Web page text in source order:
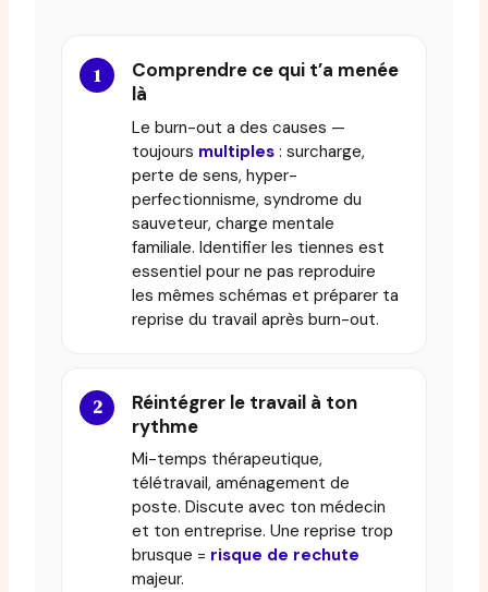
Comprendre ce qui t’a menée
là
Le burn-out a des causes —
toujours multiples : surcharge,
perte de sens, hyper-
perfectionnisme, syndrome du
sauveteur, charge mentale
familiale. Identifier les tiennes est
essentiel pour ne pas reproduire
les mêmes schémas et préparer ta
reprise du travail après burn-out.
Réintégrer le travail à ton
rythme
Mi-temps thérapeutique,
télétravail, aménagement de
poste. Discute avec ton médecin
et ton entreprise. Une reprise trop
brusque = risque de rechute
majeur.